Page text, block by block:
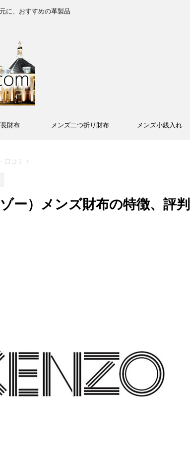
に、おすすめの革製品
財布 メンズ二つ折り財布 メンズ小銭入れ
口コミ >
ー）メンズ財布の特徴、評